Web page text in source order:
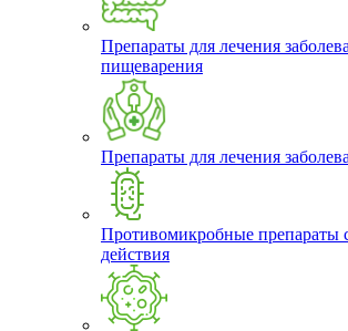
Препараты для лечения
пищеварения
Препараты для лечения
Противомикробные препараты
действия